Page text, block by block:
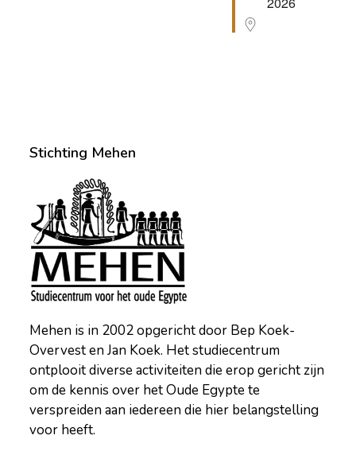
Stichting Mehen
Mehen is in 2002 opgericht door Bep Koek-
Overvest en Jan Koek. Het studiecentrum
ontplooit diverse activiteiten die erop gericht zijn
om de kennis over het Oude Egypte te
verspreiden aan iedereen die hier belangstelling
voor heeft.